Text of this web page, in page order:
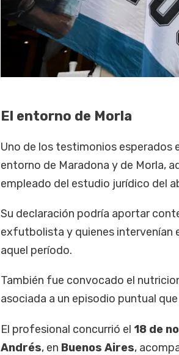
El entorno de Morla
Uno de los testimonios esperados
entorno de Maradona y de Morla,
empleado del estudio jurídico del
Su declaración podría aportar
exfutbolista y quienes intervenían
aquel período.
También fue convocado el
asociada a un episodio puntual
El profesional concurrió el 18 de
Andrés, en Buenos Aires,